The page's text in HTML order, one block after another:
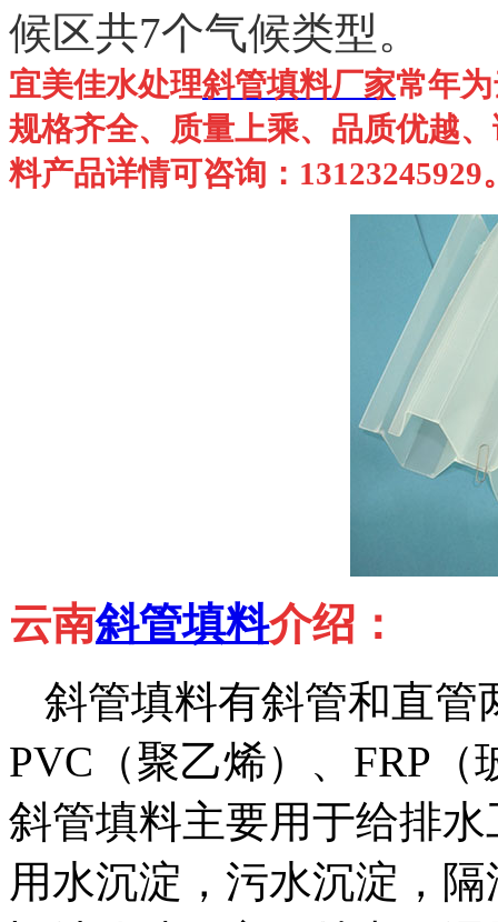
候区共7个气候类型。
宜美佳水处理斜管填料厂家常年
规格齐全、质量上乘、品质优越
料产品详情可咨询：
云南斜管填料介绍：
斜管填料有斜管和直管
PVC（聚乙烯）、FRP（
斜管填料主要用于给排
用水沉淀，污水沉淀，